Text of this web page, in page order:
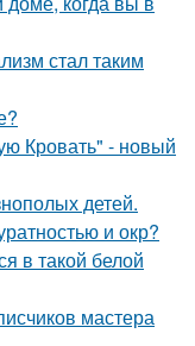
стал таким
Кровать" - новый
детей.
и окр?
в такой белой
мастера